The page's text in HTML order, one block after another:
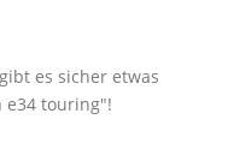
es sicher etwas
e34 touring"!